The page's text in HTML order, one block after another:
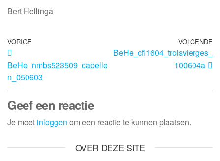
Bert Hellinga
VORIGE
BeHe_nmbs523509_capelle
n_050603
VOLGENDE
BeHe_cfl1604_troisvierges_
100604a
Geef een reactie
Je moet inloggen om een reactie te kunnen plaatsen.
OVER DEZE SITE